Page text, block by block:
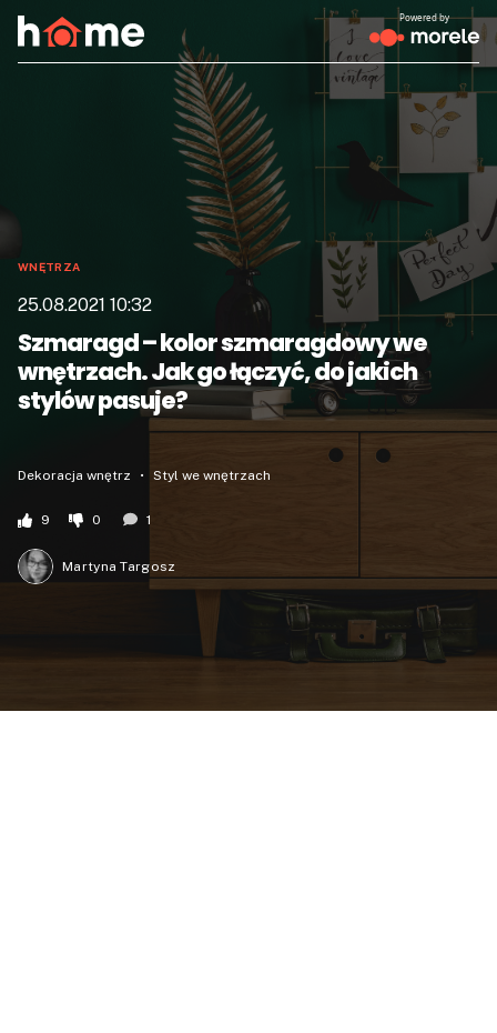
Powered by
WNĘTRZA
25.08.2021 10:32
Szmaragd – kolor szmaragdowy we
wnętrzach. Jak go łączyć, do jakich
stylów pasuje?
Dekoracja wnętrz Styl we wnętrzach
9 0 1
Martyna Targosz